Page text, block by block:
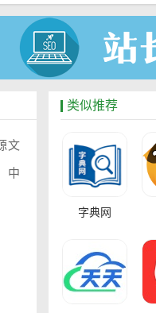
文
中
类似推荐
字典网